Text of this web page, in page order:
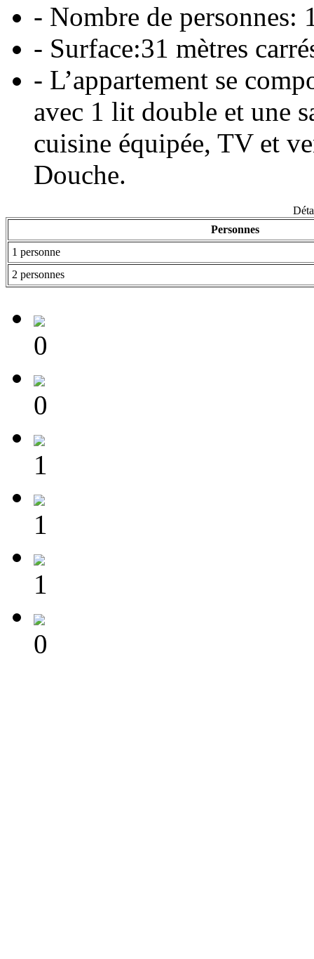
- Nombre de personnes:
- Surface:31 mètres
- L’appartement se
avec 1 lit double et une
cuisine équipée, TV et
Douche.
Personnes
1 personne
2 personnes
0
0
1
1
1
0